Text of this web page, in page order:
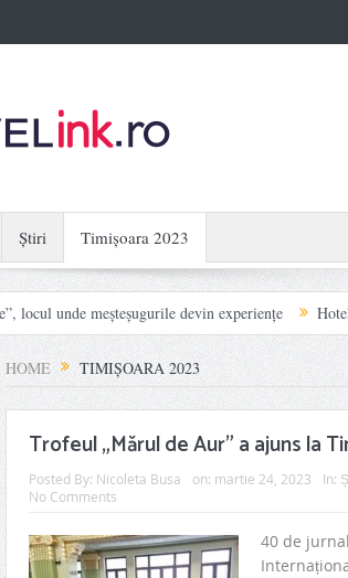
Știri Timișoara 2023
meșteșugurile devin experiențe Hotel Carpat
HOME TIMIȘOARA 2023
Trofeul „Mărul de Aur” a ajuns la
Posted By: Nicoleta Busa on: martie 24, 2023 In:
No Comments
40 de